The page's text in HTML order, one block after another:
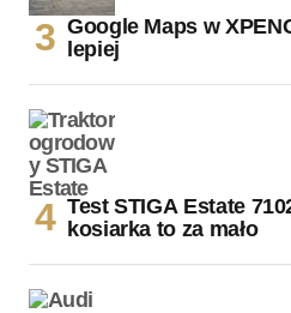
Google Maps w
lepiej
Test STIGA Estate
kosiarka to za mało